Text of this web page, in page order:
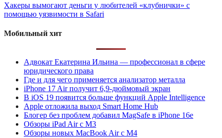
Хакеры вымогают деньги у любителей «клубнички» с
помощью уязвимости в Safari
Мобильный хит
Адвокат Екатерина Ильина — профессионал в сфере
юридического права
Где и для чего применяется анализатор металла
iPhone 17 Air получит 6,9-дюймовый экран
В iOS 19 появится больше функций Apple Intelligence
Apple отложила выход Smart Home Hub
Блогер без проблем добавил MagSafe в iPhone 16e
Обзоры iPad Air с M3
Обзоры новых MacBook Air с M4